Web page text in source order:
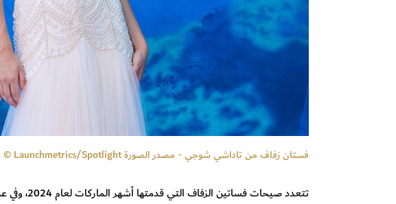
فستان زفاف من تاداشي شوجي - مصدر الصورة Launchmetrics/Spotlight ©
تتعدد صيحات فساتين الزفاف التي قدمتها أشهر الماركات لعام 2024، وفي عروض ازياء موسم الربيع والصيف المقبل في